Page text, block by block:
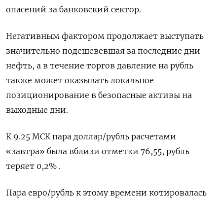
опасений за банковский сектор.
Негативным фактором продолжает выступать
значительно подешевевшая за последние дни
нефть, а в течение торгов давление на рубль
также может оказывать локальное
позиционирование в безопасные активы на
выходные дни.
К 9.25 МСК пара доллар/рубль расчетами
«завтра» была вблизи отметки 76,55, рубль
теряет 0,2% .
Пара евро/рубль к этому времени котировалась